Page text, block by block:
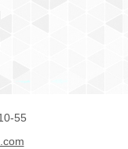
55